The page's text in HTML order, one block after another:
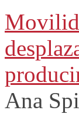
Ana